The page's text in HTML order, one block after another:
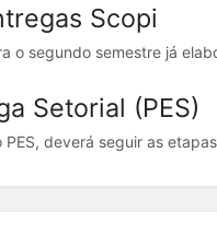
Scopi
o segundo semestre já
Setorial (PES)
deverá seguir as